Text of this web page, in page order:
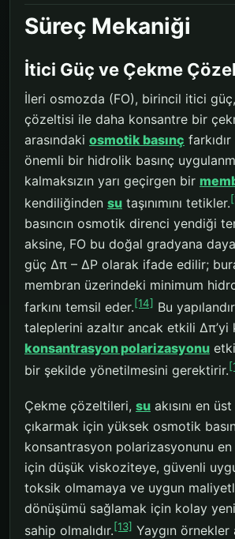
Süreç Mekaniği
İtici Güç ve Çekme
İleri osmozda (FO), birincil itici
çözeltisi ile daha konsantre bir
arasındaki osmotik basınç
önemli bir hidrolik basınç
kalmaksızın yarı geçirgen bir
kendiliğinden su taşınımını tetikler.
basıncın osmotik direnci yendiği
aksine, FO bu doğal gradyana
güç Δπ – ΔP olarak ifade edilir;
membran üzerindeki minimum
farkını temsil eder.[14] Bu
taleplerini azaltır ancak etkili Δπ’yi
konsantrasyon polarizasyonu
bir şekilde yönetilmesini gerektirir.
Çekme çözeltileri, su akısını en
çıkarmak için yüksek osmotik
konsantrasyon polarizasyonunu
için düşük viskoziteye, güvenli
toksik olmamaya ve uygun
dönüşümü sağlamak için kolay
sahip olmalıdır.[13] Yaygın örnekler